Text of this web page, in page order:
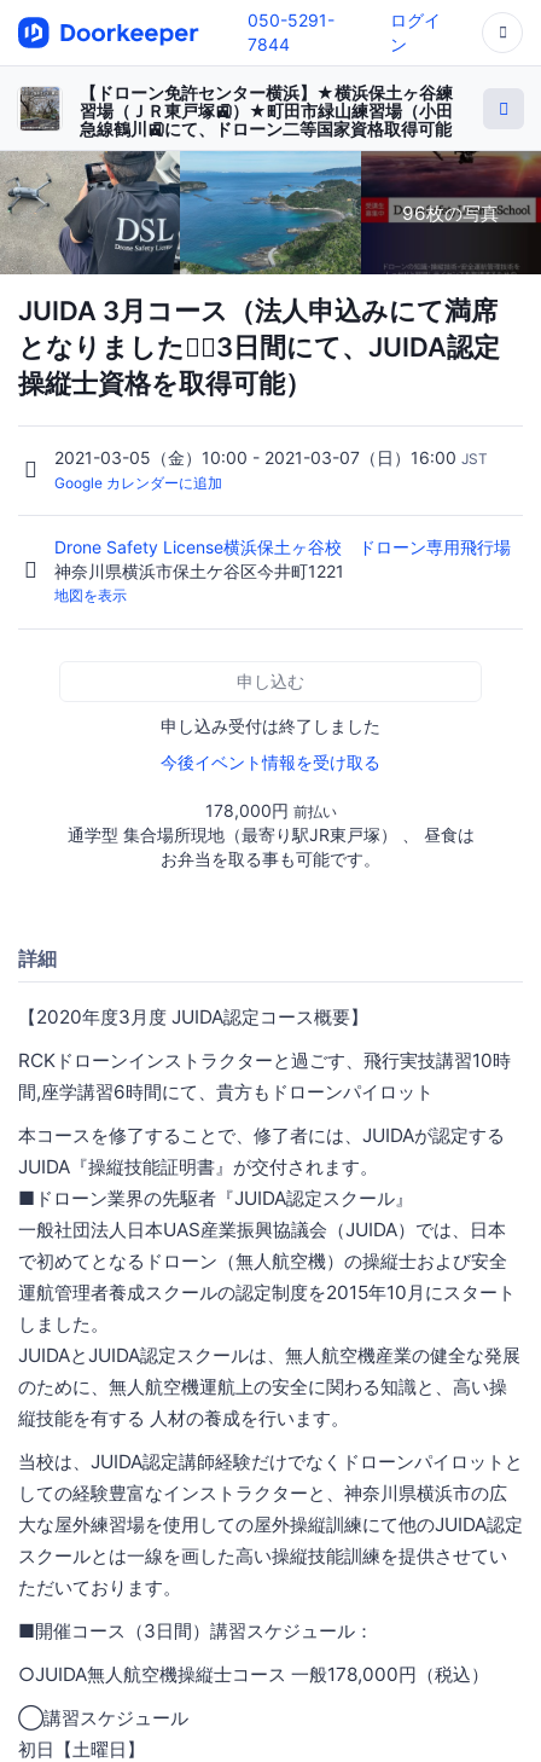
050-5291-
7844
ログイ
ン
【ドローン免許センター横浜】★横浜保土ヶ谷練
習場（ＪＲ東戸塚🚉）★町田市緑山練習場（小田
急線鶴川🚉にて、ドローン二等国家資格取得可能
96枚の写真
JUIDA 3月コース（法人申込みにて満席
となりました🙇‍♂️3日間にて、JUIDA認定
操縦士資格を取得可能）
2021-03-05（金）10:00 - 2021-03-07（日）16:00 JST
Google カレンダーに追加
Drone Safety License横浜保土ヶ谷校 ドローン専用飛行場
神奈川県横浜市保土ケ谷区今井町1221
地図を表示
申し込む
申し込み受付は終了しました
今後イベント情報を受け取る
178,000円 前払い
通学型 集合場所現地（最寄り駅JR東戸塚） 、 昼食は
お弁当を取る事も可能です。
詳細
【2020年度3月度 JUIDA認定コース概要】
RCKドローンインストラクターと過ごす、飛行実技講習10時
間,座学講習6時間にて、貴方もドローンパイロット
本コースを修了することで、修了者には、JUIDAが認定する
JUIDA『操縦技能証明書』が交付されます。
■ドローン業界の先駆者『JUIDA認定スクール』
一般社団法人日本UAS産業振興協議会（JUIDA）では、日本
で初めてとなるドローン（無人航空機）の操縦士および安全
運航管理者養成スクールの認定制度を2015年10月にスタート
しました。
JUIDAとJUIDA認定スクールは、無人航空機産業の健全な発展
のために、無人航空機運航上の安全に関わる知識と、高い操
縦技能を有する 人材の養成を行います。
当校は、JUIDA認定講師経験だけでなくドローンパイロットと
しての経験豊富なインストラクターと、神奈川県横浜市の広
大な屋外練習場を使用しての屋外操縦訓練にて他のJUIDA認定
スクールとは一線を画した高い操縦技能訓練を提供させてい
ただいております。
■開催コース（3日間）講習スケジュール：
○JUIDA無人航空機操縦士コース 一般178,000円（税込）
◯講習スケジュール
初日【土曜日】